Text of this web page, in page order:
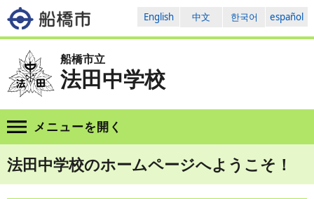
English 中文 한국어 español
船橋市立
法田中学校
メニューを開く
法田中学校のホームページへようこそ！